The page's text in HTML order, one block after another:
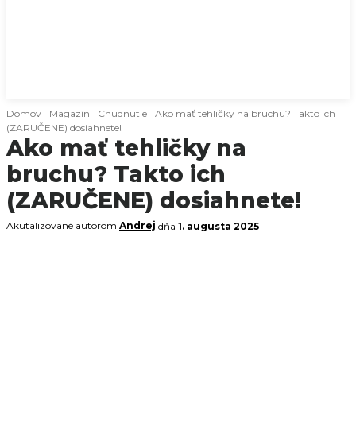
Domov Magazín Chudnutie
Ako mať tehličky na bruchu? Takto ich
(ZARUČENE) dosiahnete!
Ako mať tehličky na
bruchu? Takto ich
(ZARUČENE) dosiahnete!
Akutalizované autorom Andrej dňa 1. augusta 2025